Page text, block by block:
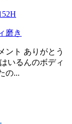
磨き
ント ありがとう
いるんのボディ
の...